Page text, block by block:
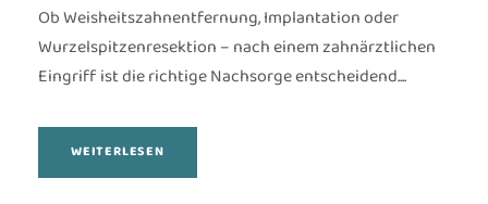
Ob Weisheitszahnentfernung, Implantation oder
Wurzelspitzenresektion – nach einem zahnärztlichen
Eingriff ist die richtige Nachsorge entscheidend....
WEITERLESEN